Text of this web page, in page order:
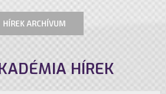
HÍREK ARCHÍVUM
HÍREK